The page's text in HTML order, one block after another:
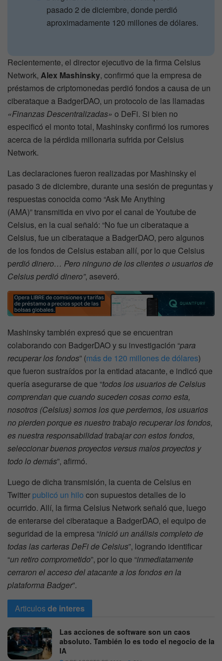
pasado 2 de diciembre, donde perdió
aproximadamente 120 millones de dólares.
Recientemente, el director ejecutivo de la firma Celsius
Network, Alex Mashinsky, confirmó que la empresa de
préstamos de criptomonedas perdió fondos a causa de un
ciberataque a BadgerDAO, un protocolo de las llamadas
«Finanzas Descentralizadas» o DeFi. Si bien no
especificó el monto total, Mashinsky confirmó los rumores
acerca de la pérdida millonaria sufrida por Celsius
Network.
Las declaraciones fueron realizadas por Mashinsky el
pasado 3 de diciembre, durante una sesión de preguntas y
respuestas conocida como “Ask Me Anything
(AMA)” transmitida en vivo por el canal de Youtube de
Celsius, en la cual señaló: “No fue un ciberataque a
Celsius, fue un ciberataque a BadgerDAO, pero algunos
de los fondos de Celsius estaban allí, por lo que Celsius
perdió dinero… Pero ninguno de los clientes o usuarios de
Celsius perdió dinero”, aseveró.
Mashinsky también expresó que se encuentran
colaborando con BadgerDAO y su investigación “para
recuperar los fondos” (más de 120 millones de dólares)
que fueron sustraídos por la entidad atacante, e indicó que
quería asegurarse de que “todos los usuarios de Celsius
comprendan que cuando suceden cosas como esta,
nosotros (Celsius) somos los que perdemos, los usuarios
no pierden porque es nuestro trabajo recuperar los fondos,
es nuestra responsabilidad trabajar con estos fondos,
seleccionar buenos proyectos versus malos proyectos y
todo lo demás”, afirmó.
Luego de dicha transmisión, la cuenta de Celsius en
Twitter publicó un hilo con supuestos detalles de lo
ocurrido. Allí, la firma Celsius Network señaló que, luego
de enterarse del ciberataque a BadgerDAO, el equipo de
seguridad de la empresa “inició un análisis completo de
todas las carteras DeFi de Celsius”, logrando identificar
“un retiro comprometido”, por lo que “inmediatamente
cerraron el acceso del atacante a los fondos en la
plataforma Badger”.
Articulosde interes
Las acciones de software son un caos
absoluto. También lo es todo el negocio de la
IA